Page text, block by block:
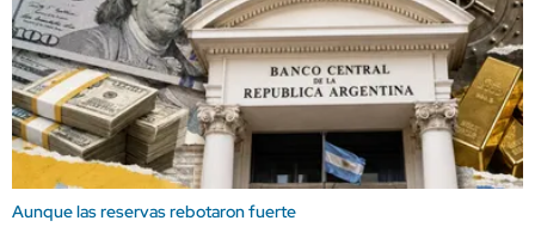
Aunque las reservas rebotaron fuerte